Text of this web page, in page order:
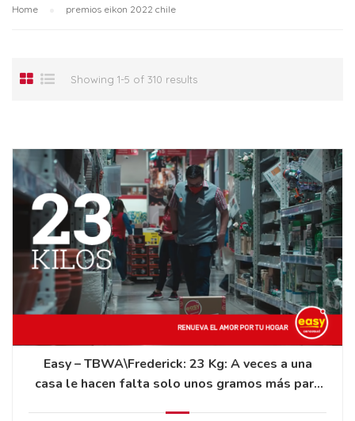
Home premios eikon 2022 chile
Showing 1-5 of 310 results
Easy – TBWA\Frederick: 23 Kg: A veces a una
casa le hacen falta solo unos gramos más para